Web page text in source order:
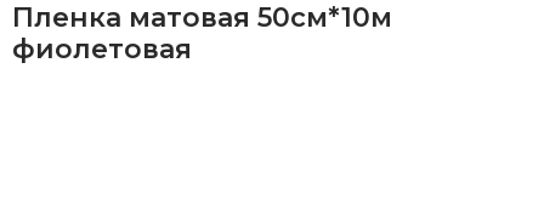
Пленка матовая 50см*10м
фиолетовая